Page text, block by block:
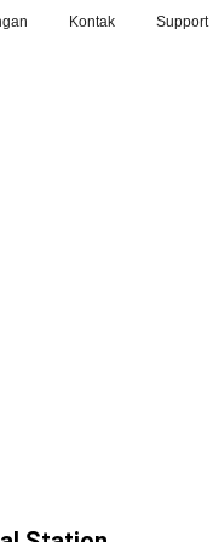
Kontak Support